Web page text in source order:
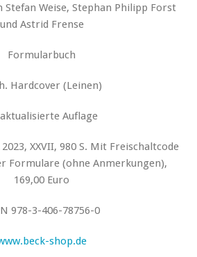
Stefan Weise, Stephan Philipp Forst
und Astrid Frense
Formularbuch
Hardcover (Leinen)
Auflage
XXVII, 980 S. Mit Freischaltcode
Formulare (ohne Anmerkungen),
169,00 Euro
978-3-406-78756-0
shop.de